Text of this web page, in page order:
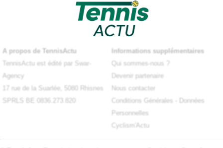
A propos de TennisActu
TennisActu est édité par Swar-
Agency
17 rue de la Suarlée, 5080 Rhisnes
SPRLS BE 0836.273.820
Informations supplémentaires
Qui sommes-nous ?
Devenir partenaire
Nous contacter
Conditions Générales
Données
Personnelles
Cyclism'Actu